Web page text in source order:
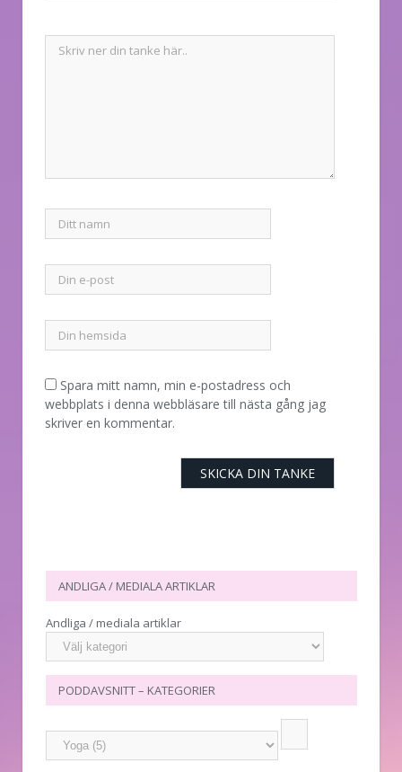
Spara mitt namn, min e-postadress och
webbplats i denna webbläsare till nästa gång jag
skriver en kommentar.
ANDLIGA / MEDIALA ARTIKLAR
Andliga / mediala artiklar
PODDAVSNITT – KATEGORIER